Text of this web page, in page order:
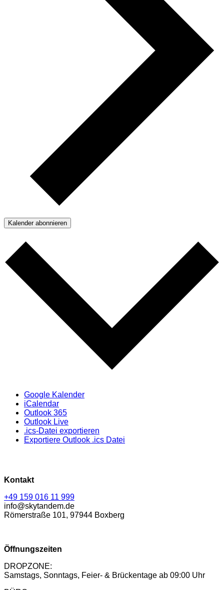
Kalender abonnieren
Google Kalender
iCalendar
Outlook 365
Outlook Live
.ics-Datei exportieren
Exportiere Outlook .ics Datei
Kontakt
+49 159 016 11 999
info@skytandem.de
Römerstraße 101, 97944 Boxberg
Öffnungszeiten
DROPZONE:
Samstags, Sonntags, Feier- & Brückentage ab 09:00 Uhr